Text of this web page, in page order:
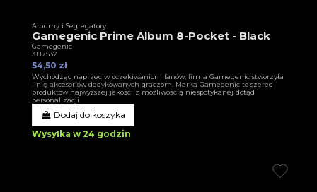
Albumy i Segregatory
Gamegenic Prime Album 8-Pocket - Black
Gamegenic
3T17537
54,50 zł
Wychodząc naprzeciw oczekiwaniom fanów, firma Gamegenic stworzyła
linię akcesoriów dedykowanych graczom. Marka Gamegenic to szereg
produktów najwyższej jakości z możliwością niespotykanej dotąd
personalizacji.
Dodaj do koszyka
Wysyłka w 24 godzin